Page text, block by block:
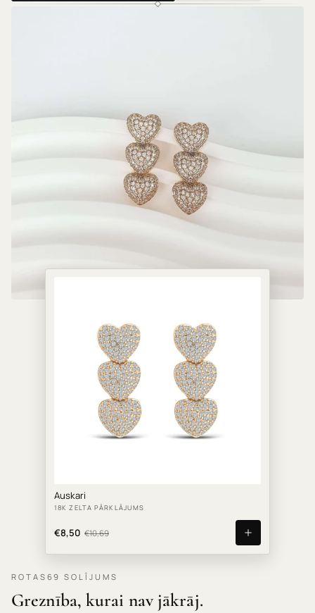
Auskari
18K ZELTA PĀRKLĀJUMS
€8,50 €10,69
ROTAS69 SOLĪJUMS
Greznība, kurai nav jākrāj.